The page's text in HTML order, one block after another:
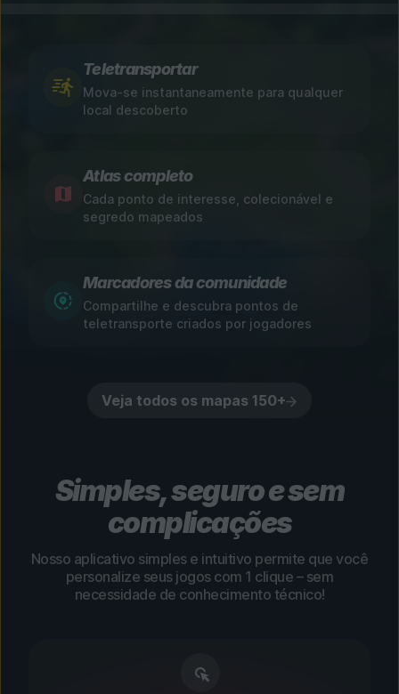
Teletransportar
Mova-se instantaneamente para qualquer
local descoberto
Atlas completo
Cada ponto de interesse, colecionável e
segredo mapeados
Marcadores da comunidade
Compartilhe e descubra pontos de
teletransporte criados por jogadores
Veja todos os mapas 150+
Simples, seguro e sem
complicações
Nosso aplicativo simples e intuitivo permite que você
personalize seus jogos com 1 clique – sem
necessidade de conhecimento técnico!